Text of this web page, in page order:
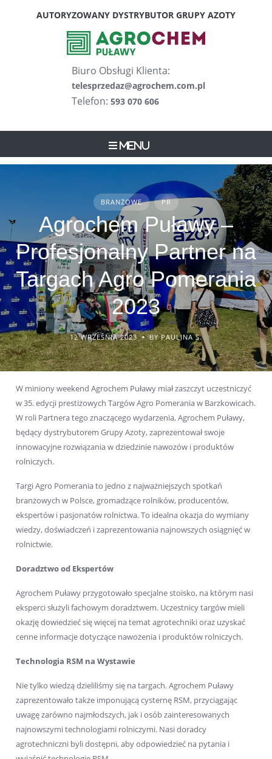
AUTORYZOWANY DYSTRYBUTOR GRUPY AZOTY
Biuro Obsługi Klienta:
telesprzedaz@agrochem.com.pl
Telefon: 593 070 606
Menu
BRANŻOWE PR
Agrochem Puławy –
Profesjonalny Partner na
Targach Agro Pomerania
2023
12 WRZEŚNIA 2023 BY PAULINA S.
W miniony weekend Agrochem Puławy miał zaszczyt uczestniczyć
w 35. edycji prestiżowych Targów Agro Pomerania w Barzkowicach.
W roli Partnera tego znaczącego wydarzenia, Agrochem Puławy,
będący dystrybutorem Grupy Azoty, zaprezentował swoje
innowacyjne rozwiązania w dziedzinie nawozów i produktów
rolniczych.
Targi Agro Pomerania to jedno z najważniejszych spotkań
branżowych w Polsce, gromadzące rolników, producentów,
ekspertów i pasjonatów rolnictwa. To idealna okazja do wymiany
wiedzy, doświadczeń i zaprezentowania najnowszych osiągnięć w
rolnictwie.
Doradztwo od Ekspertów
Agrochem Puławy przygotowało specjalne stoisko, na którym nasi
eksperci służyli fachowym doradztwem. Uczestnicy targów mieli
okazję dowiedzieć się więcej na temat agrotechniki oraz uzyskać
cenne informacje dotyczące nawożenia i produktów rolniczych.
Technologia RSM na Wystawie
Nie tylko wiedzą dzieliliśmy się na targach. Agrochem Puławy
zaprezentowało także imponującą cysternę RSM, przyciągając
uwagę zarówno najmłodszych, jak i osób zainteresowanych
najnowszymi technologiami rolniczymi. Nasi doradcy
agrotechniczni byli dostępni, aby odpowiedzieć na pytania i